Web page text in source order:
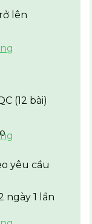
lên
(12 bài)
yêu cầu
ngày 1 lần